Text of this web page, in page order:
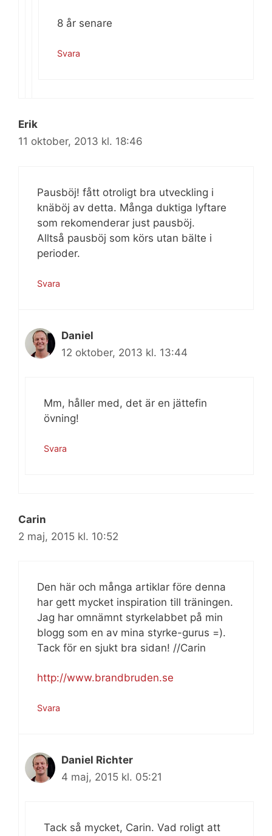
8 år senare
Svara
Erik
11 oktober, 2013 kl. 18:46
Pausböj! fått otroligt bra utveckling i
knäböj av detta. Många duktiga lyftare
som rekomenderar just pausböj.
Alltså pausböj som körs utan bälte i
perioder.
Svara
Daniel
12 oktober, 2013 kl. 13:44
Mm, håller med, det är en jättefin
övning!
Svara
Carin
2 maj, 2015 kl. 10:52
Den här och många artiklar före denna
har gett mycket inspiration till träningen.
Jag har omnämnt styrkelabbet på min
blogg som en av mina styrke-gurus =).
Tack för en sjukt bra sidan! //Carin
http://www.brandbruden.se
Svara
Daniel Richter
4 maj, 2015 kl. 05:21
Tack så mycket, Carin. Vad roligt att